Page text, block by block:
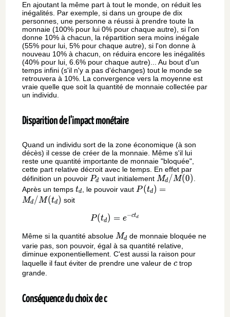
En ajoutant la même part à tout le monde, on réduit les
inégalités. Par exemple, si dans un groupe de dix
personnes, une personne a réussi à prendre toute la
monnaie (100% pour lui 0% pour chaque autre), si l'on
donne 10% à chacun, la répartition sera moins inégale
(55% pour lui, 5% pour chaque autre), si l'on donne à
nouveau 10% à chacun, on réduira encore les inégalités
(40% pour lui, 6.6% pour chaque autre)... Au bout d'un
temps infini (s'il n'y a pas d'échanges) tout le monde se
retrouvera à 10%. La convergence vers la moyenne est
vraie quelle que soit la quantité de monnaie collectée par
un individu.
Disparition de l'impact monétaire
Quand un individu sort de la zone économique (à son
décès) il cesse de créer de la monnaie. Même s'il lui
reste une quantité importante de monnaie "bloquée",
cette part relative décroit avec le temps. En effet par
définition un pouvoir P_d
Pd vaut initialement M_d/M(0)
Md/M(0)
Après un tempst_d
td , le pouvoir vaut P(t_d)=M_d/M(t_d)
P (td) =
Md /M(td) soit
P(t_d) = e^{-ct_d}
P(td) = e−ctd
Même si la quantité absolueM_d
Md de monnaie bloquée ne
varie pas, son pouvoir, égal à sa quantité relative,
diminue exponentiellement. C'est aussi la raison pour
laquelle il faut éviter de prendre une valeur dec
ctrop
grande.
Conséquence du choix de c